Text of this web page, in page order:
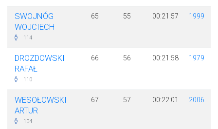
SWOJNÓG
WOJCIECH
114
65 55 00:21:57 1999
DROZDOWSKI
RAFAŁ
110
66 56 00:21:58 1979
WESOŁOWSKI
ARTUR
104
67 57 00:22:01 2006